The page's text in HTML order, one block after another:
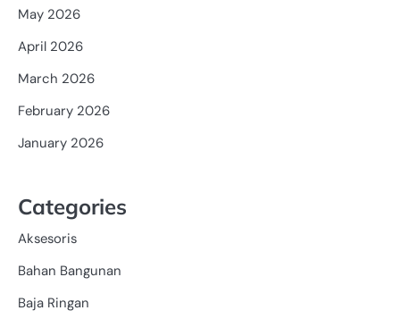
May 2026
April 2026
March 2026
February 2026
January 2026
Categories
Aksesoris
Bahan Bangunan
Baja Ringan